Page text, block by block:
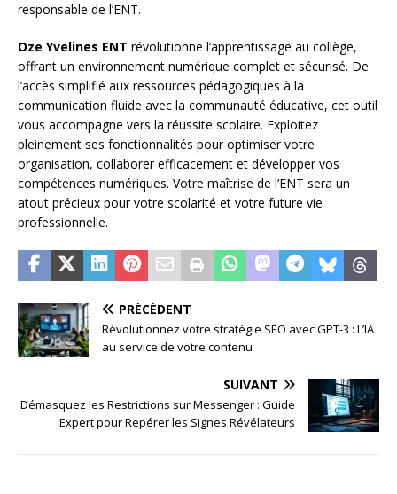
responsable de l’ENT.
Oze Yvelines ENT révolutionne l’apprentissage au collège,
offrant un environnement numérique complet et sécurisé. De
l’accès simplifié aux ressources pédagogiques à la
communication fluide avec la communauté éducative, cet outil
vous accompagne vers la réussite scolaire. Exploitez
pleinement ses fonctionnalités pour optimiser votre
organisation, collaborer efficacement et développer vos
compétences numériques. Votre maîtrise de l’ENT sera un
atout précieux pour votre scolarité et votre future vie
professionnelle.
PRÉCÉDENT
Révolutionnez votre stratégie SEO avec GPT-3 : L’IA
au service de votre contenu
SUIVANT
Démasquez les Restrictions sur Messenger : Guide
Expert pour Repérer les Signes Révélateurs